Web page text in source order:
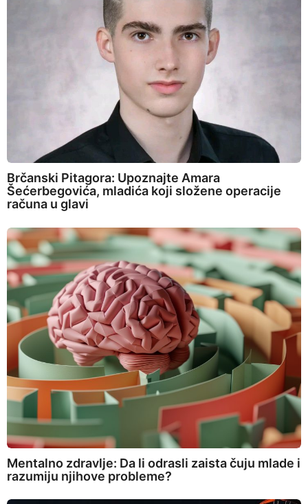
Brčanski Pitagora: Upoznajte Amara
Šećerbegovića, mladića koji složene operacije
računa u glavi
Mentalno zdravlje: Da li odrasli zaista čuju mlade i
razumiju njihove probleme?